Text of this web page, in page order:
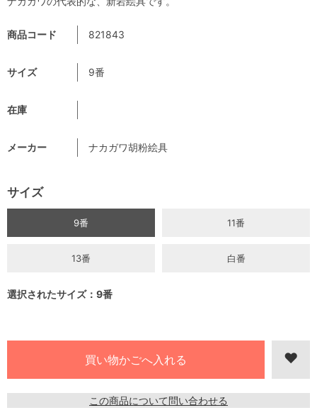
商品コード 821843
サイズ 9番
在庫
メーカー ナカガワ胡粉絵具
サイズ
9番 11番
13番 白番
選択されたサイズ：9番
この商品について問い合わせる